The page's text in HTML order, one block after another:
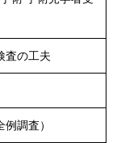
査の工夫
調査）